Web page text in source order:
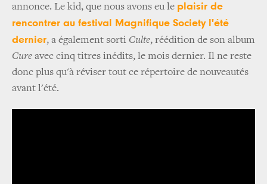
annonce. Le kid, que nous avons eu le plaisir de
rencontrer au festival Magnifique Society l'été
dernier, a également sorti Culte, réédition de son album
Cure avec cinq titres inédits, le mois dernier. Il ne reste
donc plus qu'à réviser tout ce répertoire de nouveautés
avant l'été.